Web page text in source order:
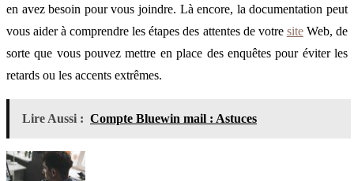
en avez besoin pour vous joindre. Là encore, la documentation peut
vous aider à comprendre les étapes des attentes de votre siteWeb, de
sorte que vous pouvez mettre en place des enquêtes pour éviter les
retards ou les accents extrêmes.
Lire Aussi : Compte Bluewin mail : Astuces